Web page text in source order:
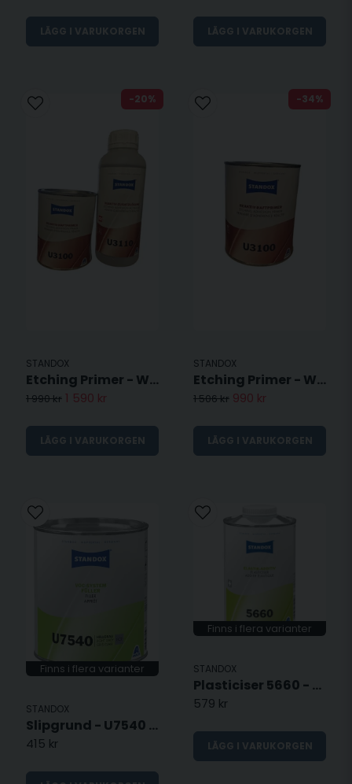
LÄGG I VARUKORGEN LÄGG I VARUKORGEN
STANDOX
Etching Primer - Washprimer - U3100 - Komplett
1 990 kr 1 590 kr
LÄGG I VARUKORGEN
-20%
STANDOX
Etching Primer - Washprimer - U3100
1 506 kr 990 kr
LÄGG I VARUKORGEN
-34%
Finns i flera varianter
STANDOX
Slipgrund - U7540 Grå
415 kr
Finns i flera varianter
STANDOX
Plasticiser 5660 - Mjukgörare
579 kr
LÄGG I VARUKORGEN